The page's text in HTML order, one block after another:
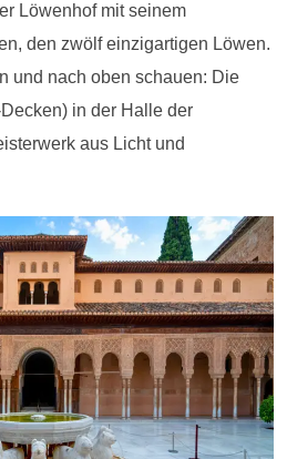
Löwenhof mit seinem
den zwölf einzigartigen Löwen.
und nach oben schauen: Die
in der Halle der
aus Licht und